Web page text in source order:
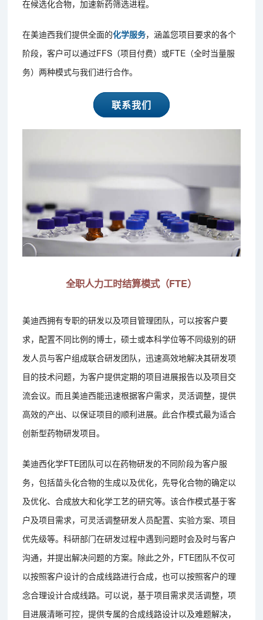
在候选化合物，加速新药筛选进程。
在美迪西我们提供全面的化学服务，涵盖您项目要求的各个
阶段，客户可以通过FFS（项目付费）或FTE（全时当量服
务）两种模式与我们进行合作。
联系我们
全职人力工时结算模式（FTE）
美迪西拥有专职的研发以及项目管理团队，可以按客户要
求，配置不同比例的博士，硕士或本科学位等不同级别的研
发人员与客户组成联合研发团队，迅速高效地解决其研发项
目的技术问题，为客户提供定期的项目进展报告以及项目交
流会议。而且美迪西能迅速根据客户需求，灵活调整，提供
高效的产出、以保证项目的顺利进展。此合作模式最为适合
创新型药物研发项目。
美迪西化学FTE团队可以在药物研发的不同阶段为客户服
务，包括苗头化合物的生成以及优化，先导化合物的确定以
及优化、合成放大和化学工艺的研究等。该合作模式基于客
户及项目需求，可灵活调整研发人员配置、实验方案、项目
优先级等。科研部门在研发过程中遇到问题时会及时与客户
沟通，并提出解决问题的方案。除此之外，FTE团队不仅可
以按照客户设计的合成线路进行合成，也可以按照客户的理
念合理设计合成线路。可以说，基于项目需求灵活调整，项
目进展清晰可控，提供专属的合成线路设计以及难题解决，